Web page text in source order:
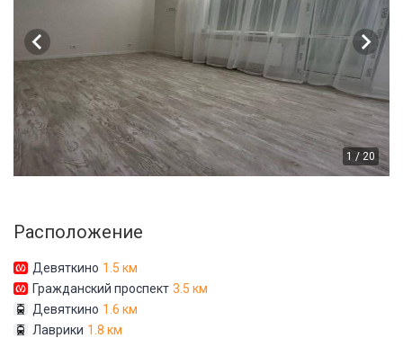
1 / 20
Расположение
Девяткино 1.5 км
Гражданский проспект 3.5 км
Девяткино 1.6 км
Лаврики 1.8 км